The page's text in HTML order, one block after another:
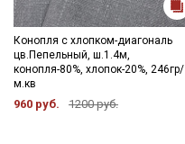
Конопля с хлопком-диагональ
цв.Пепельный, ш.1.4м,
конопля-80%, хлопок-20%, 246гр/
м.кв
960 руб. 1200 руб.